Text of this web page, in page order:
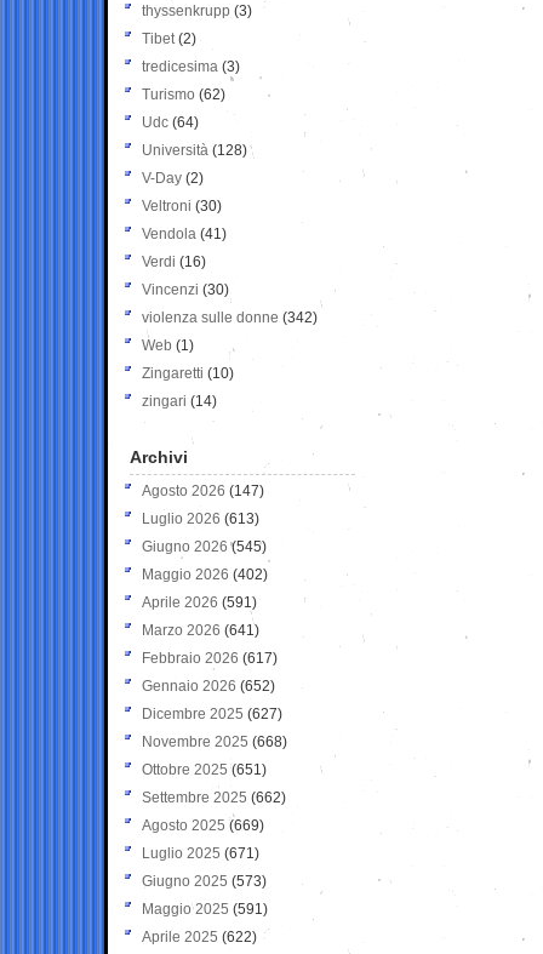
thyssenkrupp (3)
Tibet(2)
tredicesima (3)
Turismo (62)
Udc (64)
Università (128)
V-Day (2)
Veltroni (30)
Vendola (41)
Verdi (16)
Vincenzi (30)
violenza sulle donne (342)
Web (1)
Zingaretti (10)
zingari (14)
Archivi
Agosto 2026 (147)
Luglio 2026 (613)
Giugno 2026 (545)
Maggio 2026 (402)
Aprile 2026 (591)
Marzo 2026 (641)
Febbraio 2026 (617)
Gennaio 2026 (652)
Dicembre 2025 (627)
Novembre 2025 (668)
Ottobre 2025 (651)
Settembre 2025 (662)
Agosto 2025 (669)
Luglio 2025 (671)
Giugno 2025 (573)
Maggio 2025 (591)
Aprile 2025 (622)